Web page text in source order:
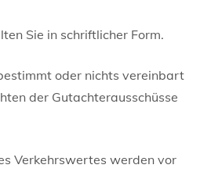
Sie in schriftlicher Form.
oder nichts vereinbart
der Gutachterausschüsse
Verkehrswertes werden vor